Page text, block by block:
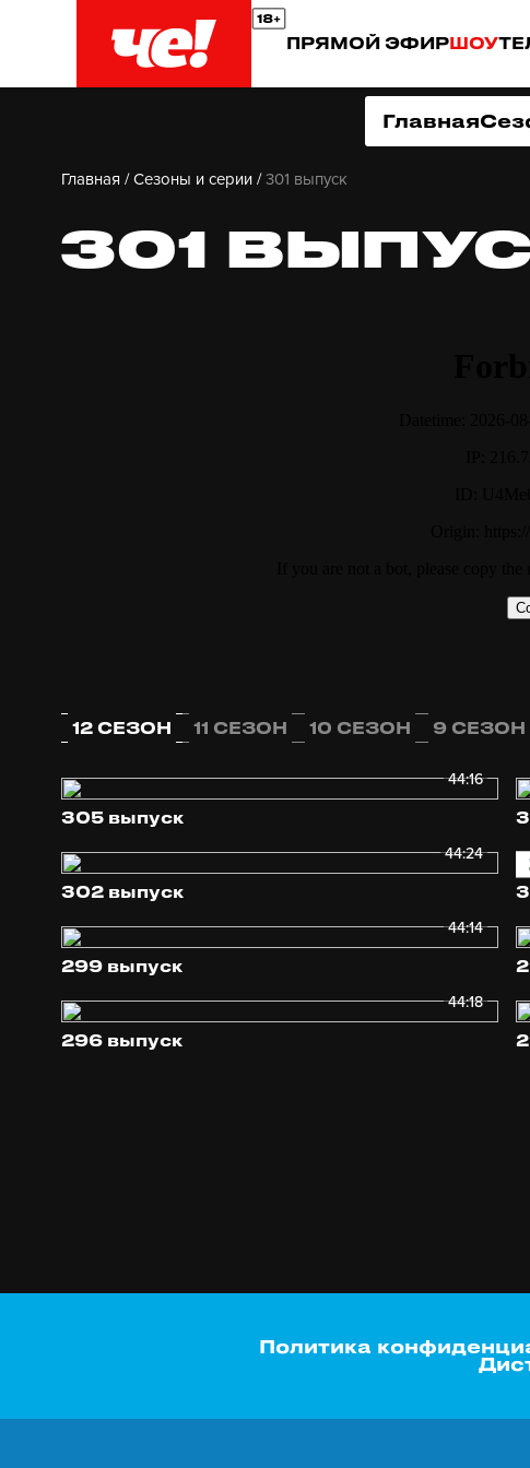
ПРЯМОЙ ЭФИРШОУ
Главная
Главная / Сезоны и серии / 301 выпуск
301
12 СЕЗОН 11 СЕЗОН 10 СЕЗОН 9 СЕЗОН
44:16
305 выпуск
44:24
302 выпуск
44:14
299 выпуск
44:18
296 выпуск
Политика